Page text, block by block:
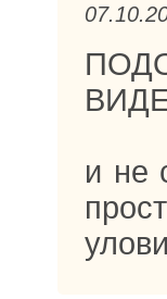
и не